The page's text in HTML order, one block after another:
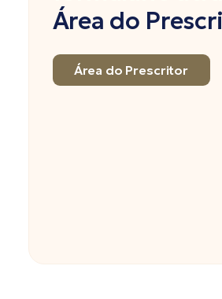
Área do
Área do Prescritor